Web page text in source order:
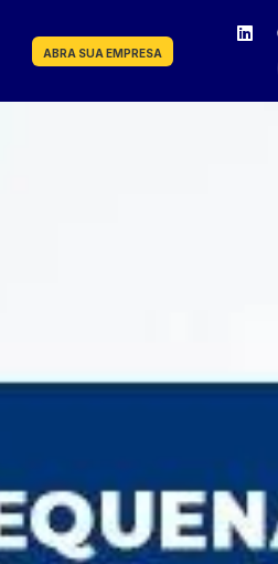
ABRA SUA EMPRESA